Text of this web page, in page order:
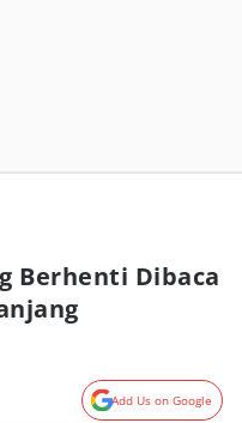
Berhenti Dibaca
Add Us on Google